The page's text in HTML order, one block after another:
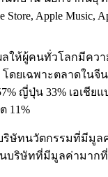
Apple Music,
ลให้ผู้คนทั่วโลกมีคว
ดยเฉพาะตลาดในจี
ญี่ปุ่น 33% เอเชีย
11%
ริษัทนวัตกรรมที่มีมูล
นบริษัทที่มีมูลค่ามาก